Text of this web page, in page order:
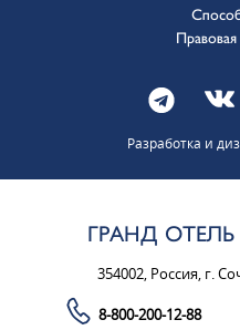
Разработка и
ГРАНД
354002, Россия, г.
8-800-200-12-88